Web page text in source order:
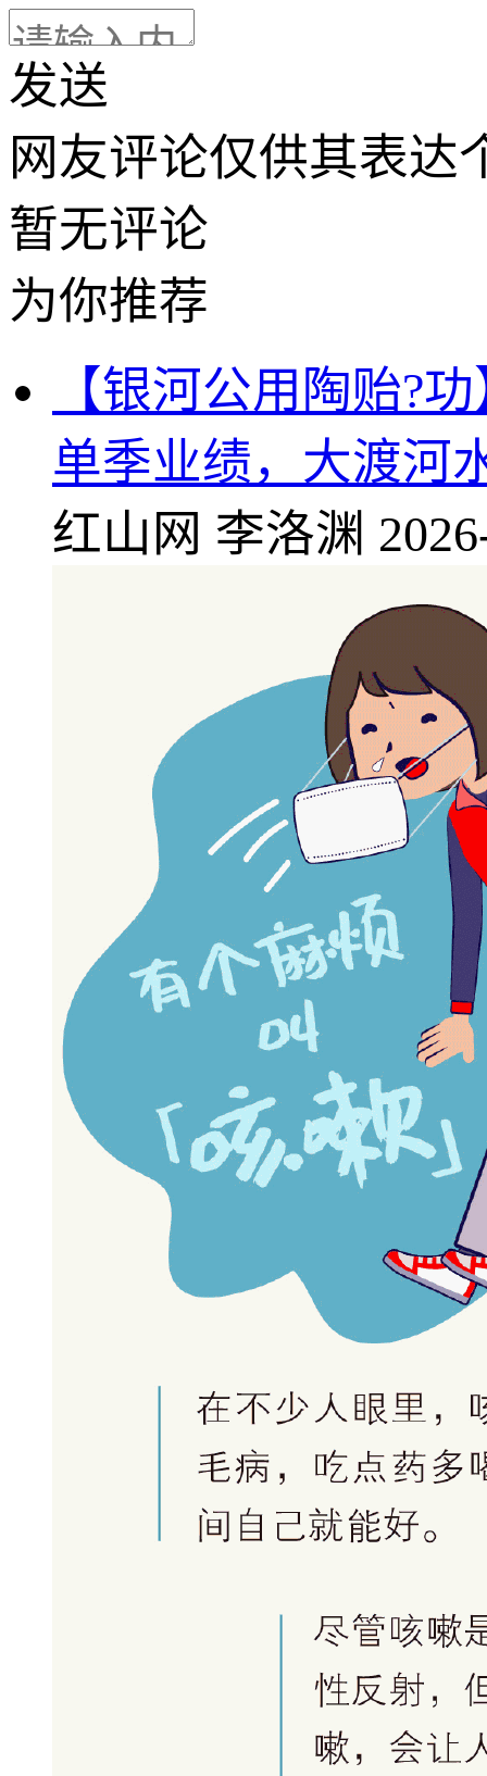
发送
网友评论仅供其表达
暂无评论
为你推荐
【银河公用陶贻?
单季业绩，大渡河
红山网 李洛渊